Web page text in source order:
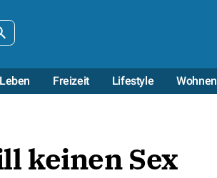
Leben Freizeit Lifestyle Wohnen
keinen Sex